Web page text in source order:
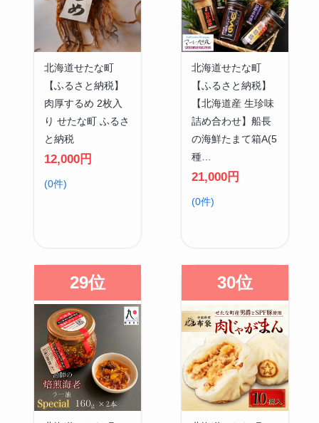
北海道せたな町
【ふるさと納税】
肉厚するめ 2枚入
り せたな町 ふるさ
と納税
12,000円
(0件)
北海道せたな町
【ふるさと納税】
【北海道産 生珍味
詰め合わせ】船長
の海鮮たまて箱A(5
種…
21,000円
(0件)
29位 30位